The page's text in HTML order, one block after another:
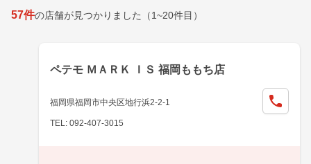
57件の店舗が見つかりました （1~20件目）
ペテモ ＭＡＲＫ ＩＳ 福岡ももち店
福岡県福岡市中央区地行浜2-2-1
TEL: 092-407-3015